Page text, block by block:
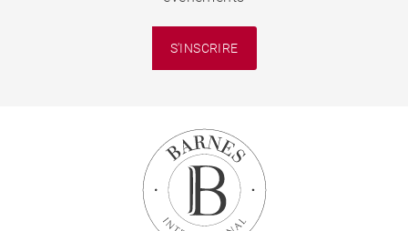
S'INSCRIRE